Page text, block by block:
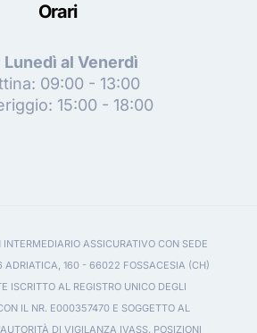
Orari
Lunedì al Venerdì
09:00 - 13:00
15:00 - 18:00
ASSICURATIVO CON SEDE
ADRIATICA, 160 - 66022 FOSSACESIA (CH)
ISCRITTO AL REGISTRO UNICO DEGLI
IL NR. E000357470 E SOGGETTO AL
DI VIGILANZA IVASS. POSIZIONI